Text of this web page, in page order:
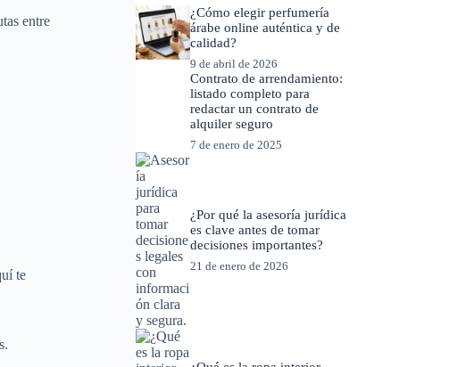
entre
te
¿Cómo elegir perfumería
árabe online auténtica y de
calidad?
9 de abril de 2026
Contrato de arrendamiento:
listado completo para
redactar un contrato de
alquiler seguro
7 de enero de 2025
¿Por qué la asesoría jurídica
es clave antes de tomar
decisiones importantes?
21 de enero de 2026